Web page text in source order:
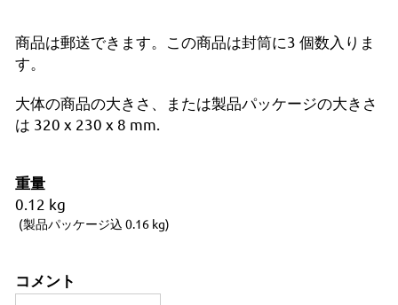
商品は郵送できます。この商品は封筒に3 個数入りま
す。
大体の商品の大きさ、または製品パッケージの大きさ
は 320 x 230 x 8 mm.
重量
0.12 kg
(製品パッケージ込 0.16 kg)
コメント